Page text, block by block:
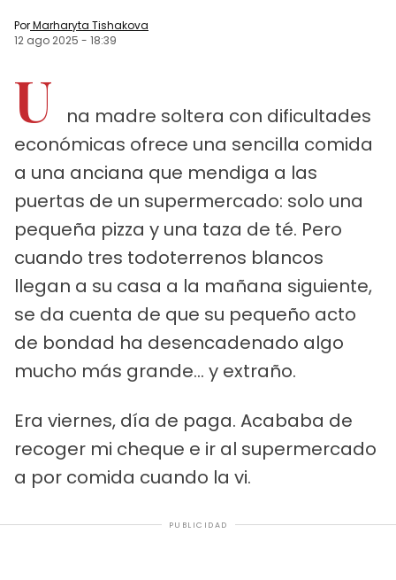
PorMarharyta Tishakova
12 ago 2025 - 18:39
U
na madre soltera con dificultades
económicas ofrece una sencilla comida
a una anciana que mendiga a las
puertas de un supermercado: solo una
pequeña pizza y una taza de té. Pero
cuando tres todoterrenos blancos
llegan a su casa a la mañana siguiente,
se da cuenta de que su pequeño acto
de bondad ha desencadenado algo
mucho más grande... y extraño.
Era viernes, día de paga. Acababa de
recoger mi cheque e ir al supermercado
a por comida cuando la vi.
PUBLICIDAD